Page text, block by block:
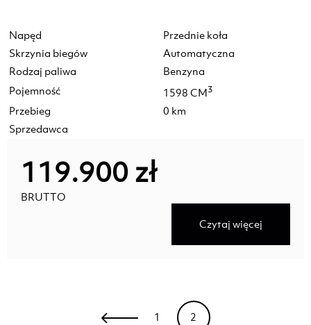
Napęd
Przednie koła
Skrzynia biegów
Automatyczna
Rodzaj paliwa
Benzyna
Pojemność
1598 CM3
Przebieg
0 km
Sprzedawca
119.900 zł
BRUTTO
Czytaj więcej
1 2